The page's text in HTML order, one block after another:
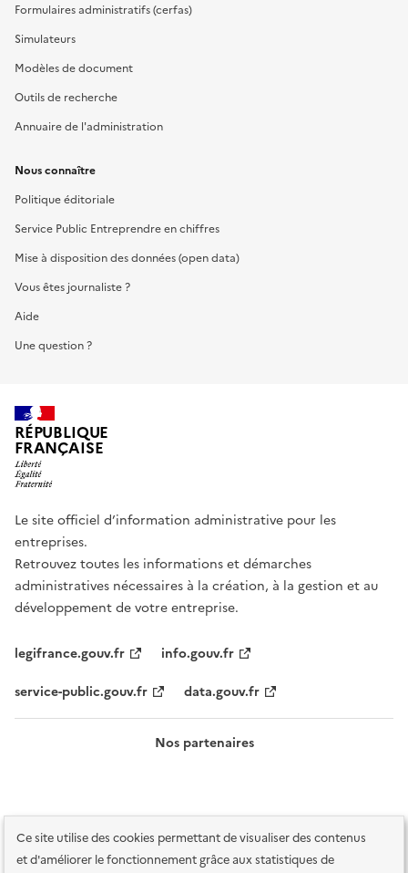
Ce site utilise des cookies permettant de visualiser des contenus
et d'améliorer le fonctionnement grâce aux statistiques de
Formulaires administratifs (cerfas)
Simulateurs
Modèles de document
Outils de recherche
Annuaire de l'administration
Nous connaître
Politique éditoriale
Service Public Entreprendre en chiffres
Mise à disposition des données (open data)
Vous êtes journaliste ?
Aide
Une question ?
RÉPUBLIQUE
FRANÇAISE
Le site officiel d’information administrative pour les
entreprises.
Retrouvez toutes les informations et démarches
administratives nécessaires à la création, à la gestion et au
développement de votre entreprise.
legifrance.gouv.fr
info.gouv.fr
service-public.gouv.fr
data.gouv.fr
Nos partenaires